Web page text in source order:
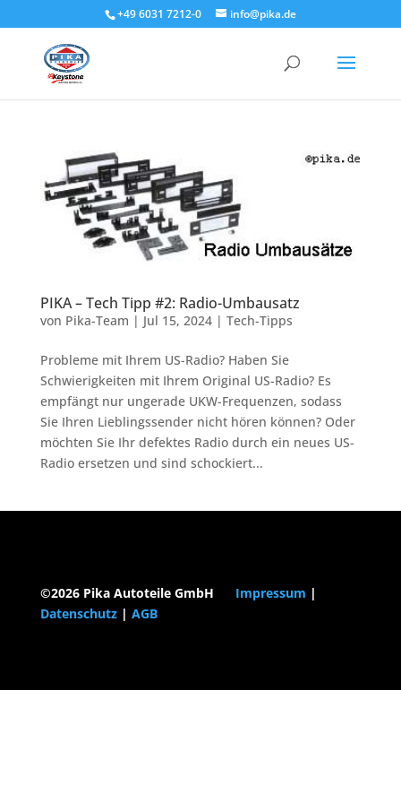
+49 6031 7212-0 info@pika.de
PIKA – Tech Tipp #2: Radio-Umbausatz
von Pika-Team | Jul 15, 2024| Tech-Tipps
Probleme mit Ihrem US-Radio? Haben Sie
Schwierigkeiten mit Ihrem Original US-Radio? Es
empfängt nur ungerade UKW-Frequenzen, sodass
Sie Ihren Lieblingssender nicht hören können? Oder
möchten Sie Ihr defektes Radio durch ein neues US-
Radio ersetzen und sind schockiert...
©2026 Pika Autoteile GmbH Impressum |
Datenschutz| AGB